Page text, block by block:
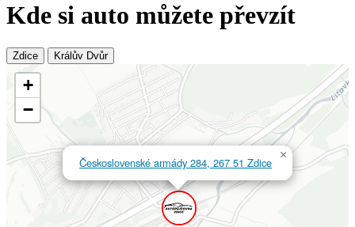
Kde si auto můžete převzít
Zdice Králův Dvůr
Československé armády 284, 267 51 Zdice
×
+
−